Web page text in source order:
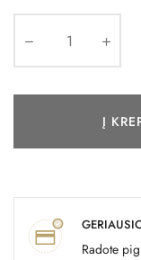
Į
Radote